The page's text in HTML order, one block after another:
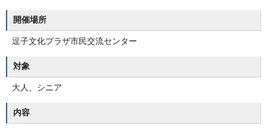
開催場所
逗子文化プラザ市民交流センター
対象
大人、シニア
内容